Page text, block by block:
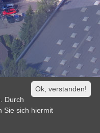
Ok, verstanden!
Durch
Sie sich hiermit